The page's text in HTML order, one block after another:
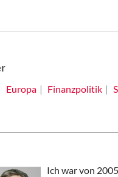
Europa Finanzpolitik
Ich war von